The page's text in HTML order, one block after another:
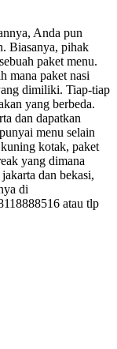
Anda pun
Biasanya, pihak
paket menu.
mana paket nasi
dimiliki. Tiap-tiap
yang berbeda.
dan dapatkan
menu selain
kotak, paket
yang dimana
dan bekasi,
di
atau tlp